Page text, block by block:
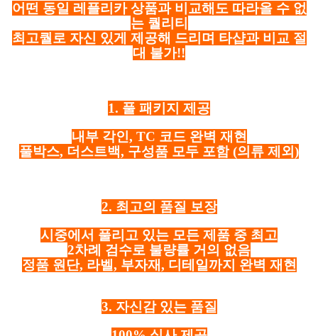
어떤 동일 레플리카 상품과 비교해도 따라올 수 없
는 퀄리티
최고퀄로 자신 있게 제공해 드리며 타샵과 비교 절
대 불가!!
1. 풀 패키지 제공
내부 각인, TC 코드 완벽 재현
풀박스, 더스트백, 구성품 모두 포함 (의류 제외)
2. 최고의 품질 보장
시중에서 풀리고 있는 모든 제품 중 최고
2차례 검수로 불량률 거의 없음
정품 원단, 라벨, 부자재, 디테일까지 완벽 재현
3. 자신감 있는 품질